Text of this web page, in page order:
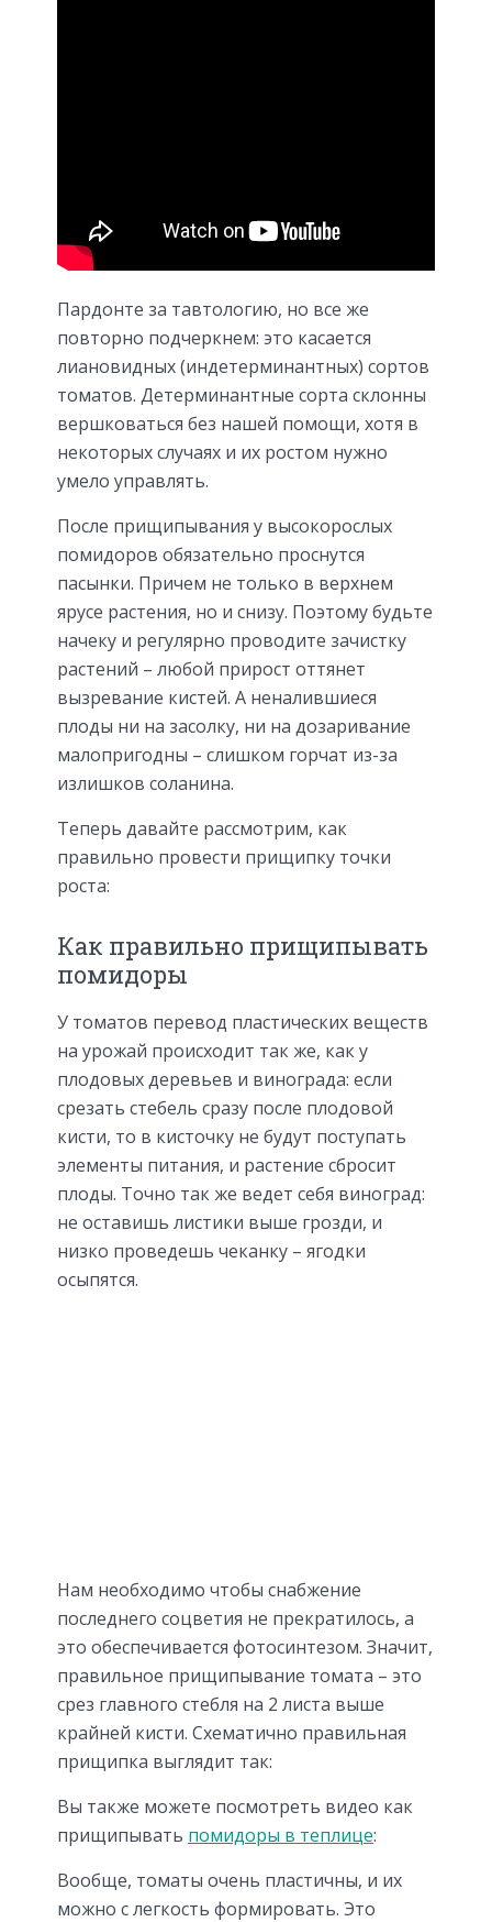
Пардонте за тавтологию, но все же
повторно подчеркнем: это касается
лиановидных (индетерминантных) сортов
томатов. Детерминантные сорта склонны
вершковаться без нашей помощи, хотя в
некоторых случаях и их ростом нужно
умело управлять.
После прищипывания у высокорослых
помидоров обязательно проснутся
пасынки. Причем не только в верхнем
ярусе растения, но и снизу. Поэтому будьте
начеку и регулярно проводите зачистку
растений – любой прирост оттянет
вызревание кистей. А неналившиеся
плоды ни на засолку, ни на дозаривание
малопригодны – слишком горчат из-за
излишков соланина.
Теперь давайте рассмотрим, как
правильно провести прищипку точки
роста:
Как правильно прищипывать
помидоры
У томатов перевод пластических веществ
на урожай происходит так же, как у
плодовых деревьев и винограда: если
срезать стебель сразу после плодовой
кисти, то в кисточку не будут поступать
элементы питания, и растение сбросит
плоды. Точно так же ведет себя виноград:
не оставишь листики выше грозди, и
низко проведешь чеканку – ягодки
осыпятся.
Нам необходимо чтобы снабжение
последнего соцветия не прекратилось, а
это обеспечивается фотосинтезом. Значит,
правильное прищипывание томата – это
срез главного стебля на 2 листа выше
крайней кисти. Схематично правильная
прищипка выглядит так:
Вы также можете посмотреть видео как
прищипывать помидоры в теплице:
Вообще, томаты очень пластичны, и их
можно с легкость формировать. Это